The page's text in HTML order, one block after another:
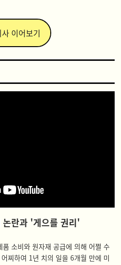
이어보기
란과 '게으를 권리'
소비와 원자재 공급에 의해 어쩔 수
찌하여 1년 치의 일을 6개월 만에 미